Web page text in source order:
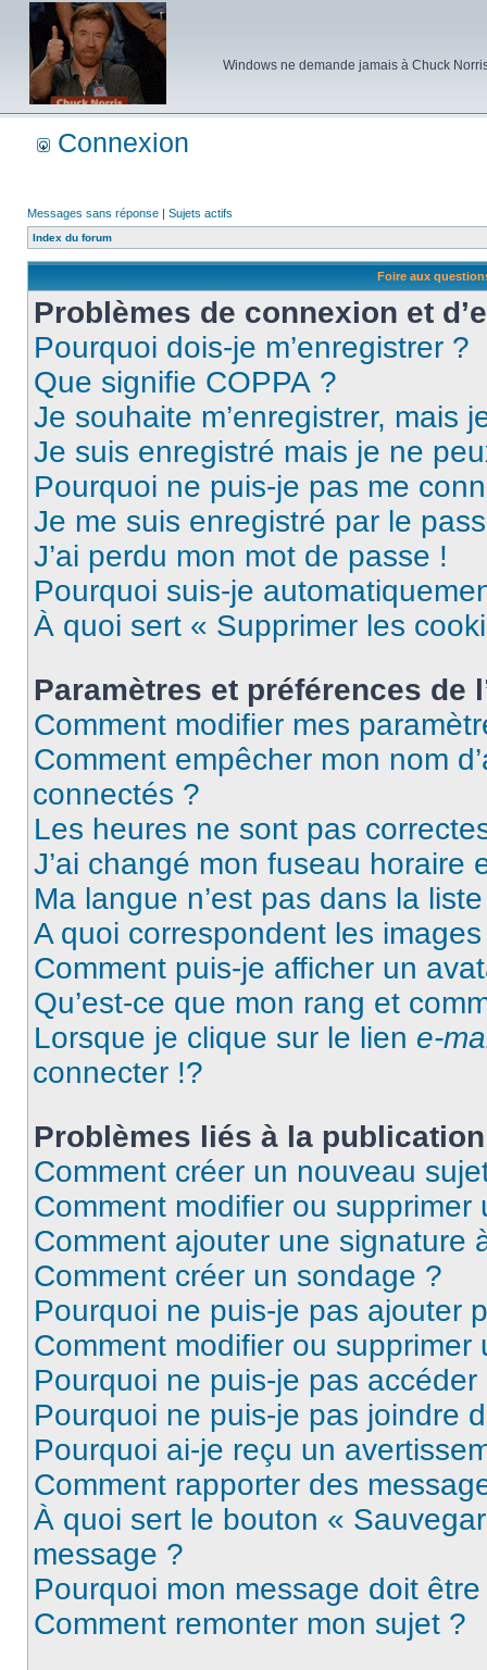
Windows ne demande jamais à Chuck
Connexion
Messages sans réponse | Sujets actifs
Index du forum
Foire aux
Problèmes de connexion et
Pourquoi dois-je m’enregistrer ?
Que signifie COPPA ?
Je souhaite m’enregistrer, mais
Je suis enregistré mais je ne
Pourquoi ne puis-je pas me
Je me suis enregistré par le
J’ai perdu mon mot de passe !
Pourquoi suis-je
À quoi sert « Supprimer les
Paramètres et préférences de
Comment modifier mes
Comment empêcher mon nom
connectés ?
Les heures ne sont pas
J’ai changé mon fuseau horaire
Ma langue n’est pas dans la
A quoi correspondent les
Comment puis-je afficher un
Qu’est-ce que mon rang et
Lorsque je clique sur le lien e-
connecter !?
Problèmes liés à la
Comment créer un nouveau
Comment modifier ou supprimer
Comment ajouter une signature
Comment créer un sondage ?
Pourquoi ne puis-je pas ajouter
Comment modifier ou supprimer
Pourquoi ne puis-je pas
Pourquoi ne puis-je pas joindre
Pourquoi ai-je reçu un
Comment rapporter des
À quoi sert le bouton «
message ?
Pourquoi mon message doit
Comment remonter mon sujet ?